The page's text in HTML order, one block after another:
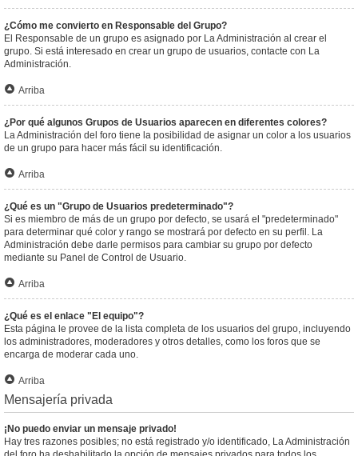
¿Cómo me convierto en Responsable del Grupo?
El Responsable de un grupo es asignado por La Administración al crear el
grupo. Si está interesado en crear un grupo de usuarios, contacte con La
Administración.
Arriba
¿Por qué algunos Grupos de Usuarios aparecen en diferentes colores?
La Administración del foro tiene la posibilidad de asignar un color a los usuarios
de un grupo para hacer más fácil su identificación.
Arriba
¿Qué es un "Grupo de Usuarios predeterminado"?
Si es miembro de más de un grupo por defecto, se usará el "predeterminado"
para determinar qué color y rango se mostrará por defecto en su perfil. La
Administración debe darle permisos para cambiar su grupo por defecto
mediante su Panel de Control de Usuario.
Arriba
¿Qué es el enlace "El equipo"?
Esta página le provee de la lista completa de los usuarios del grupo, incluyendo
los administradores, moderadores y otros detalles, como los foros que se
encarga de moderar cada uno.
Arriba
Mensajería privada
¡No puedo enviar un mensaje privado!
Hay tres razones posibles; no está registrado y/o identificado, La Administración